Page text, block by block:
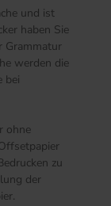
und ist
haben Sie
Grammatur
werden die
bei
ohne
zu
der